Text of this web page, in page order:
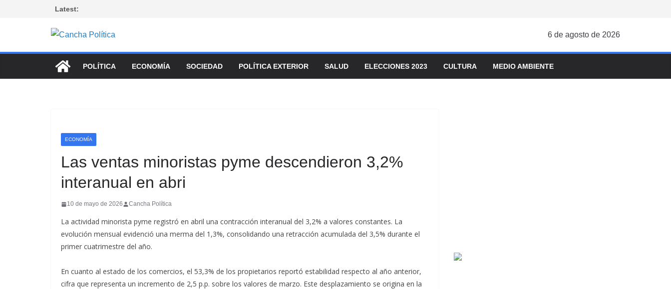
Latest:
6 de agosto de 2026
POLÍTICA ECONOMÍA SOCIEDAD POLÍTICA EXTERIOR SALUD ELECCIONES 2023 CULTURA MEDIO AMBIENTE
ECONOMÍA
Las ventas minoristas pyme descendieron 3,2%
interanual en abri
10 de mayo de 2026 Cancha Política
La actividad minorista pyme registró en abril una contracción interanual del 3,2% a valores constantes. La
evolución mensual evidenció una merma del 1,3%, consolidando una retracción acumulada del 3,5% durante el
primer cuatrimestre del año.
En cuanto al estado de los comercios, el 53,3% de los propietarios reportó estabilidad respecto al año anterior,
cifra que representa un incremento de 2,5 p.p. sobre los valores de marzo. Este desplazamiento se origina en la